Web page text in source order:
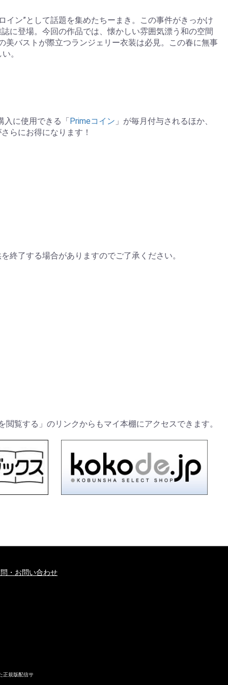
イン”として話題を集めたちーまき。この事件がきっかけ
に登場。今回の作品では、懐かしい雰囲気漂う和の空間
バストが際立つランジェリー衣装は必見。この春に無事
。
入に使用できる「Primeコイン 」が毎月付与されるほか、
らにお得になります！
終了する場合がありますのでご了承ください。
覧する」のリンクからもマイ本棚にアクセスできます。
・お問い合わせ
正規版配信サ